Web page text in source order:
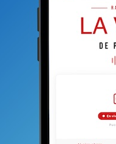
que enfrenta, la
de
y
de parte de las
apoyo solicitado
alguno
de